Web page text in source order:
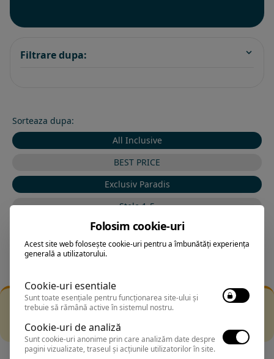
Filtrare dupa:
Sorteaza dupa:
All Inclusive
BEST PRICE
Exclusiv Paradis
Stele 1-5
Stele 5-1
Filtrarea nu a returnat niciun rezultat
alte fitre.
Folosim cookie-uri
Acest site web folosește cookie-uri pentru a îmbunătăți experiența
generală a utilizatorului.
Cookie-uri esentiale
Sunt toate esențiale pentru funcționarea site-ului și
trebuie să rămână active în sistemul nostru.
Cookie-uri de analiză
Sunt cookie-uri anonime prin care analizăm date despre
pagini vizualizate, traseul și acțiunile utilizatorilor în site.